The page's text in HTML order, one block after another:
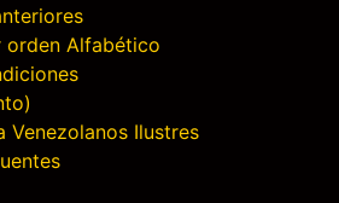
orden Alfabético
Venezolanos Ilustres